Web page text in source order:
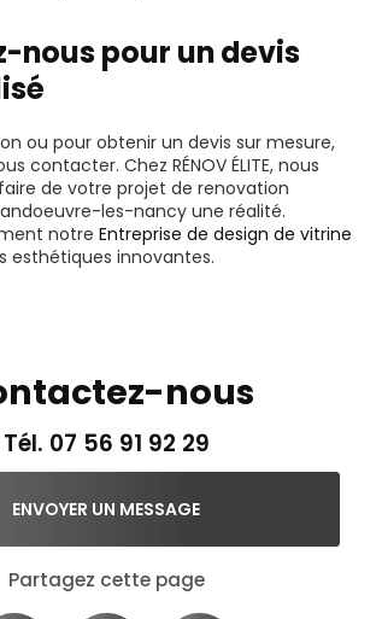
nous pour un devis
ou pour obtenir un devis sur mesure,
contacter. Chez RÉNOV ÉLITE, nous
de votre projet de renovation
les-nancy une réalité.
notre Entreprise de design de vitrine
esthétiques innovantes.
nous
Tél. 07 56 91 92 29
ENVOYER UN MESSAGE
Partagez cette page